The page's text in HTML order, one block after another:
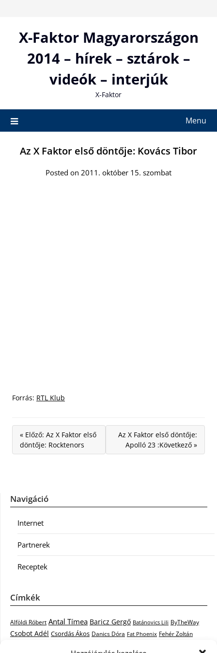
contentX-Faktor Magyarországon
2014 – hírek – sztárok –
videók – interjúk
X-Faktor
Menu
Az X Faktor első döntője: Kovács Tibor
Posted on 2011. október 15. szombat
Forrás: RTL Klub
« Előző: Az X Faktor első
döntője: Rocktenors
Az X Faktor első döntője:
Apolló 23 :Következő »
Navigáció
Internet
Partnerek
Receptek
Címkék
Alföldi Róbert Antal Tímea Baricz Gergő Batánovics Lili ByTheWay
Csobot Adél Csordás Ákos Danics Dóra Fat Phoenix Fehér Zoltán